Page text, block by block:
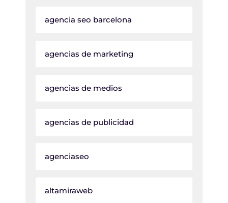
agencia seo barcelona
agencias de marketing
agencias de medios
agencias de publicidad
agenciaseo
altamiraweb